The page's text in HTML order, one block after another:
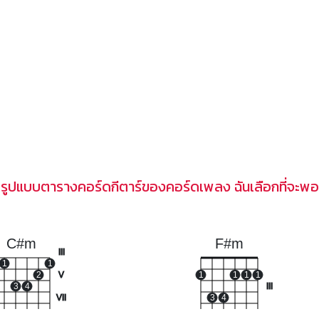
รูปแบบตารางคอร์ดกีตาร์ของคอร์ดเพลง ฉันเลือกที่จะพอ
C#m
V
VII
1
3 4
2
1
F#m
1
3 4
1 1 1